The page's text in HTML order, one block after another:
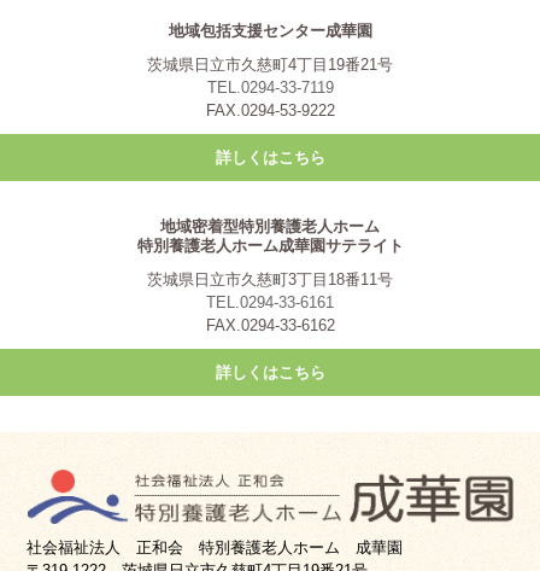
地域包括支援センター成華園
茨城県日立市久慈町4丁目19番21号
TEL.0294-33-7119
FAX.0294-53-9222
詳しくはこちら
地域密着型特別養護老人ホーム
特別養護老人ホーム成華園サテライト
茨城県日立市久慈町3丁目18番11号
TEL.0294-33-6161
FAX.0294-33-6162
詳しくはこちら
社会福祉法人 正和会 特別養護老人ホーム 成華園